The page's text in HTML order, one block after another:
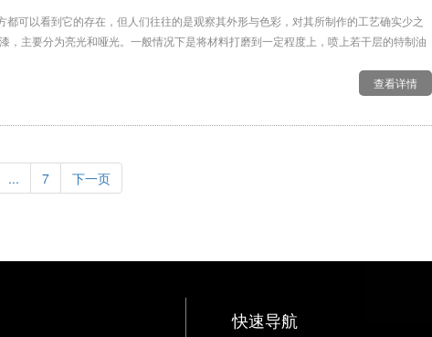
可以看到它的存在，但人们往往的是观察其外形与色彩，对其所制作的工艺确实少之
，主要分为亮光和哑光。一般情况下是将材料打磨到一定程度上，喷上若干层的特制油
查看详情
... 7 下一页
快速导航